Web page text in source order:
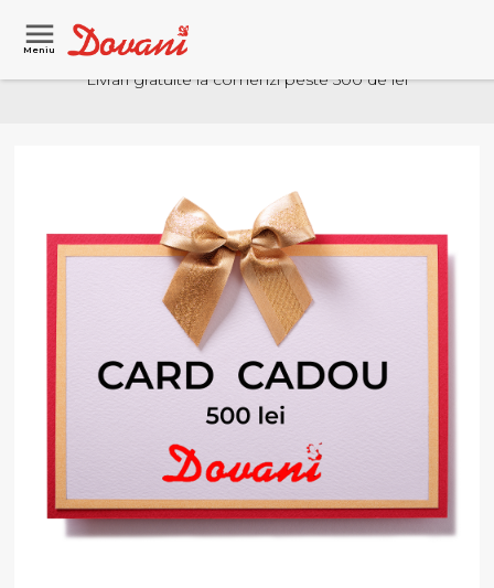
Meniu
Livrari gratuite la comenzi peste 500 de lei